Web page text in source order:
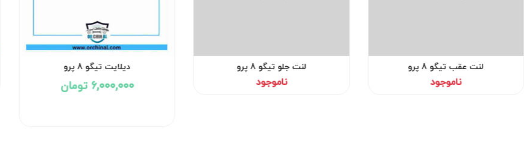
لنت عقب تیگو 8 پرو
ناموجود
لنت جلو تیگو 8 پرو
ناموجود
دیلایت تیگو 8 پرو
6,000,000 تومان